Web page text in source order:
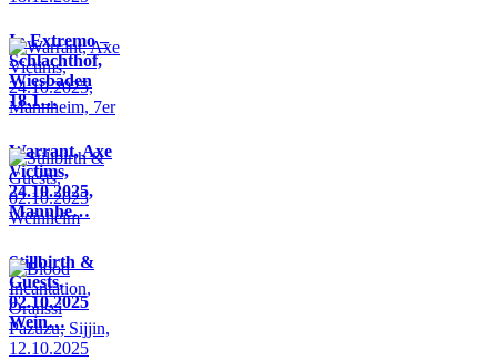
In Extremo –
Schlachthof,
Wiesbaden
18.1…
Warrant, Axe
Victims,
24.10.2025,
Mannhe…
Stillbirth &
Guests,
02.10.2025
Wein…